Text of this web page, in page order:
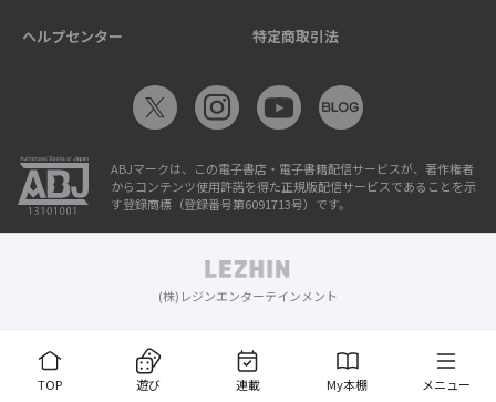
TOP 遊び 連載 My本棚 メニュー
ヘルプセンター 特定商取引法
ABJマークは、この電子書店・電子書籍配信サービスが、著作権者
からコンテンツ使用許諾を得た正規版配信サービスであることを示
す登録商標（登録番号第6091713号）です。
(株)レジンエンターテインメント